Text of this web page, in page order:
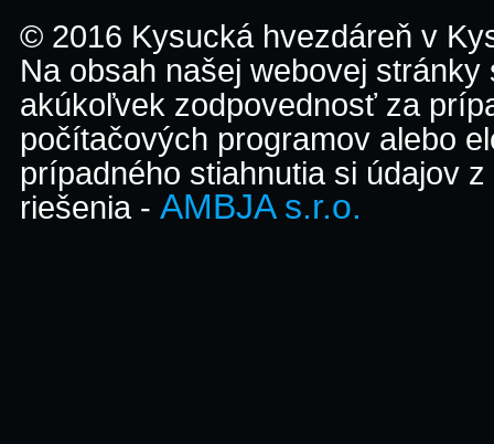
© 2016 Kysucká hvezdáreň v
Na obsah našej webovej
akúkoľvek zodpovednosť za
počítačových programov alebo
prípadného stiahnutia si údajov
riešenia - AMBJA s.r.o.